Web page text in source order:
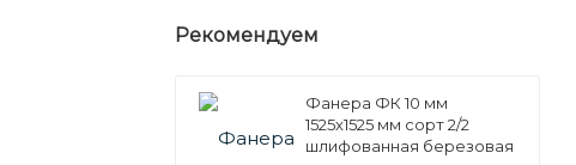
Рекомендуем
Фанера ФК 10 мм
1525х1525 мм сорт 2/2
шлифованная березовая